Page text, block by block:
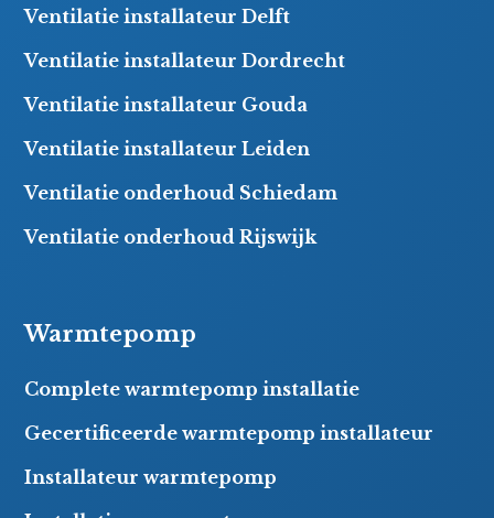
Ventilatie installateur Delft
Ventilatie installateur Dordrecht
Ventilatie installateur Gouda
Ventilatie installateur Leiden
Ventilatie onderhoud Schiedam
Ventilatie onderhoud Rijswijk
Warmtepomp
Complete warmtepomp installatie
Gecertificeerde warmtepomp installateur
Installateur warmtepomp